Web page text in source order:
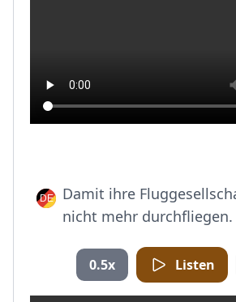
Damit ihre
nicht mehr durchfliegen.
0.5x Listen